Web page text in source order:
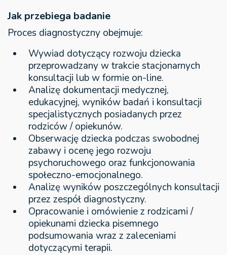
Jak przebiega badanie
Proces diagnostyczny obejmuje:
Wywiad dotyczący rozwoju dziecka
przeprowadzany w trakcie stacjonarnych
konsultacji lub w formie on-line.
Analizę dokumentacji medycznej,
edukacyjnej, wyników badań i konsultacji
specjalistycznych posiadanych przez
rodziców / opiekunów.
Obserwację dziecka podczas swobodnej
zabawy i ocenę jego rozwoju
psychoruchowego oraz funkcjonowania
społeczno-emocjonalnego.
Analizę wyników poszczególnych konsultacji
przez zespół diagnostyczny.
Opracowanie i omówienie z rodzicami /
opiekunami dziecka pisemnego
podsumowania wraz z zaleceniami
dotyczącymi terapii.